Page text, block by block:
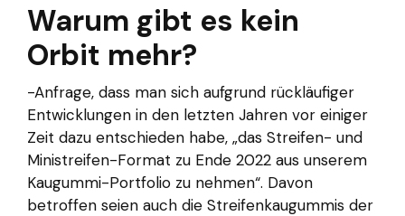
Warum gibt es kein
Orbit mehr?
-Anfrage, dass man sich aufgrund rückläufiger
Entwicklungen in den letzten Jahren vor einiger
Zeit dazu entschieden habe, „das Streifen- und
Ministreifen-Format zu Ende 2022 aus unserem
Kaugummi-Portfolio zu nehmen“. Davon
betroffen seien auch die Streifenkaugummis der